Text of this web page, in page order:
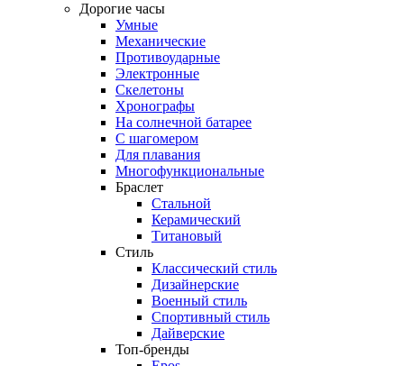
Дорогие часы
Умные
Механические
Противоударные
Электронные
Скелетоны
Хронографы
На солнечной батарее
С шагомером
Для плавания
Многофункциональные
Браслет
Стальной
Керамический
Титановый
Стиль
Классический стиль
Дизайнерские
Военный стиль
Спортивный стиль
Дайверские
Топ-бренды